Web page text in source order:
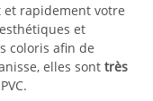
rapidement votre
et
coloris afin de
elles sont très